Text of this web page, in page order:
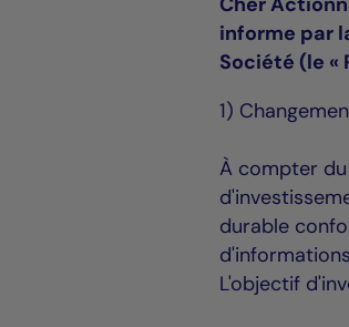
informe par
Société (le
1)
À compter du
durable
L'objectif